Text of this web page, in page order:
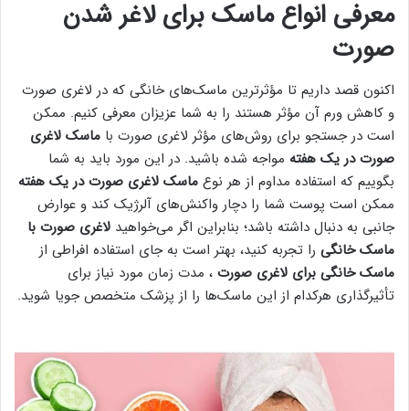
معرفی انواع ماسک برای لاغر شدن
صورت
اکنون قصد داریم تا مؤثرترین ماسک‎‌های خانگی که در لاغری صورت
و کاهش ورم آن مؤثر هستند را به شما عزیزان معرفی کنیم. ممکن
است در جستجو برای روش‌های مؤثر لاغری صورت با ماسک لاغری
صورت در یک هفته مواجه شده باشید. در این مورد باید به شما
بگوییم که استفاده مداوم از هر نوع ماسک لاغری صورت در یک هفته
ممکن است پوست شما را دچار واکنش‌های آلرژیک کند و عوارض
جانبی به دنبال داشته باشد؛ بنابراین اگر می‌خواهید لاغری صورت با
ماسک خانگی را تجربه کنید، بهتر است به جای استفاده افراطی از
ماسک خانگی برای لاغری صورت ، مدت زمان مورد نیاز برای
تأثیرگذاری هرکدام از این ماسک‌ها را از پزشک متخصص جویا شوید.